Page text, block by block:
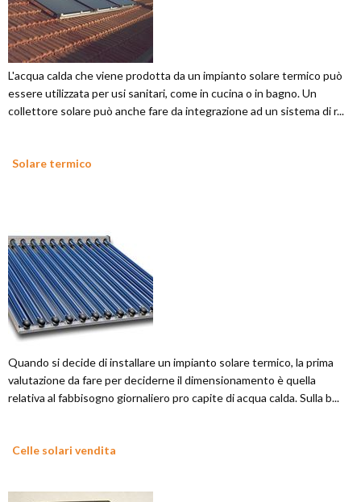
L'acqua calda che viene prodotta da un impianto solare termico può
essere utilizzata per usi sanitari, come in cucina o in bagno. Un
collettore solare può anche fare da integrazione ad un sistema di r...
Solare termico
Quando si decide di installare un impianto solare termico, la prima
valutazione da fare per deciderne il dimensionamento è quella
relativa al fabbisogno giornaliero pro capite di acqua calda. Sulla b...
Celle solari vendita